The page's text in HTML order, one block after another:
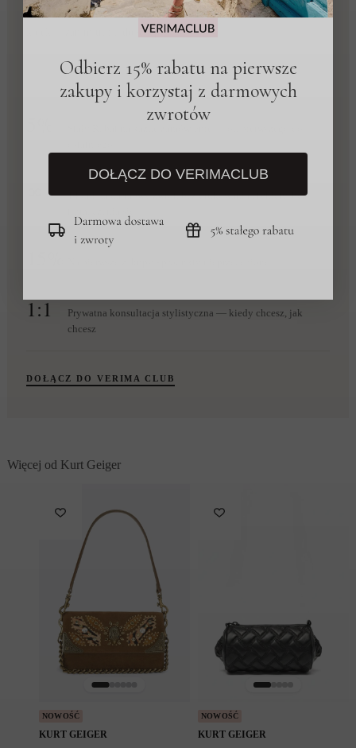
rabatem na zawsze, zwrotami bez pytań i dostępem do
kolekcji zanim trafią do sklepu.
14 dni na darmowy zwrot, bez drukowania etykiety, bez
1:1
Prywatna konsultacja stylistyczna — kiedy chcesz, jak
chcesz
DOŁĄCZ DO VERIMA CLUB
Więcej od Kurt Geiger
NOWOŚĆ
KURT GEIGER
NOWOŚĆ
KURT GEIGER
Odbierz 15% rabatu na pierwsze
zakupy i korzystaj z darmowych
zwrotów
DOŁĄCZ DO VERIMACLUB